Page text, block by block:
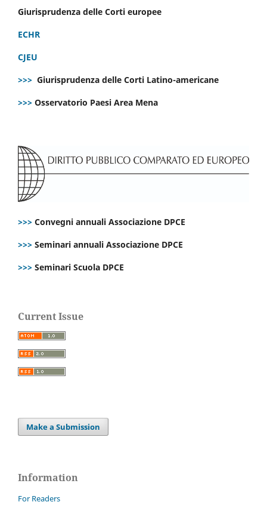
Giurisprudenza delle Corti europee
ECHR
CJEU
>>> Giurisprudenza delle Corti Latino-americane
>>> Osservatorio Paesi Area Mena
>>> Convegni annuali Associazione DPCE
>>> Seminari annuali Associazione DPCE
>>> Seminari Scuola DPCE
Current Issue
Make a Submission
Information
For Readers